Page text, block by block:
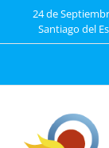
24 de
Santiago del